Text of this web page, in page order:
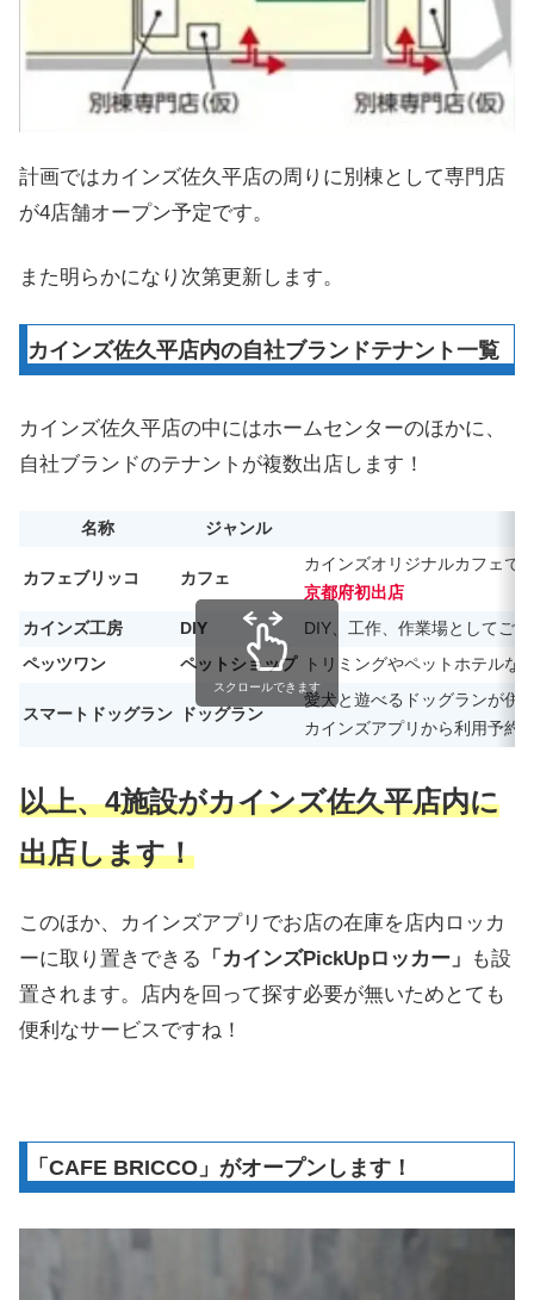
計画ではカインズ佐久平店の周りに別棟として専門店
が4店舗オープン予定です。
また明らかになり次第更新します。
カインズ佐久平店内の自社ブランドテナント一覧
カインズ佐久平店の中にはホームセンターのほかに、
自社ブランドのテナントが複数出店します！
名称 ジャンル
カフェブリッコ カフェ
カインズオリジナルカフェで
京都府初出店
カインズ工房
DIY
DIY、工作、作業場としてご
ペッツワン
ペットショップ トリミングやペットホテルな
スマートドッグラン ドッグラン
愛犬と遊べるドッグランが併
カインズアプリから利用予約
スクロールできます
以上、4施設がカインズ佐久平店内に
出店します！
このほか、カインズアプリでお店の在庫を店内ロッカ
ーに取り置きできる
「カインズPickUpロッカー」
も設
置されます。店内を回って探す必要が無いためとても
便利なサービスですね！
「CAFE BRICCO」がオープンします！